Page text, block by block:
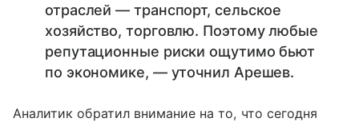
отраслей — транспорт, сельское
хозяйство, торговлю. Поэтому любые
репутационные риски ощутимо бьют
по экономике, — уточнил Арешев.
Аналитик обратил внимание на то, что сегодня